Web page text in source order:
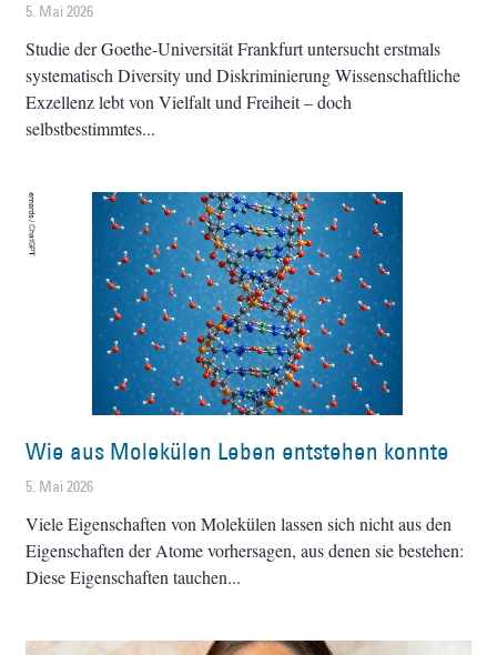
5. Mai 2026
Studie der Goethe-Universität Frankfurt untersucht erstmals
systematisch Diversity und Diskriminierung Wissenschaftliche
Exzellenz lebt von Vielfalt und Freiheit – doch
selbstbestimmtes
Wie aus Molekülen Leben entstehen konnte
5. Mai 2026
Viele Eigenschaften von Molekülen lassen sich nicht aus den
Eigenschaften der Atome vorhersagen, aus denen sie bestehen:
Diese Eigenschaften tauchen